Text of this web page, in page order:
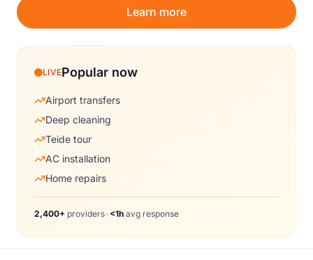
Learn more
LIVEPopular now
Airport transfers
Deep cleaning
Teide tour
AC installation
Home repairs
2,400+ providers• <1h avg response